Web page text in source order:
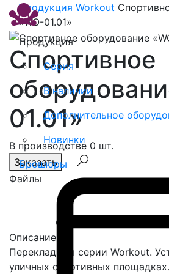
Продукция
Серия
В наличии
Дополнительное
Новинки
Брошюры
Продукция Workout
«WO-01.01»
Спортивное
01.01»
В производстве 0 шт.
Заказать
Файлы
Спасибо, сообщение
Описание
Перекладины серии Workout.
уличных спортивных